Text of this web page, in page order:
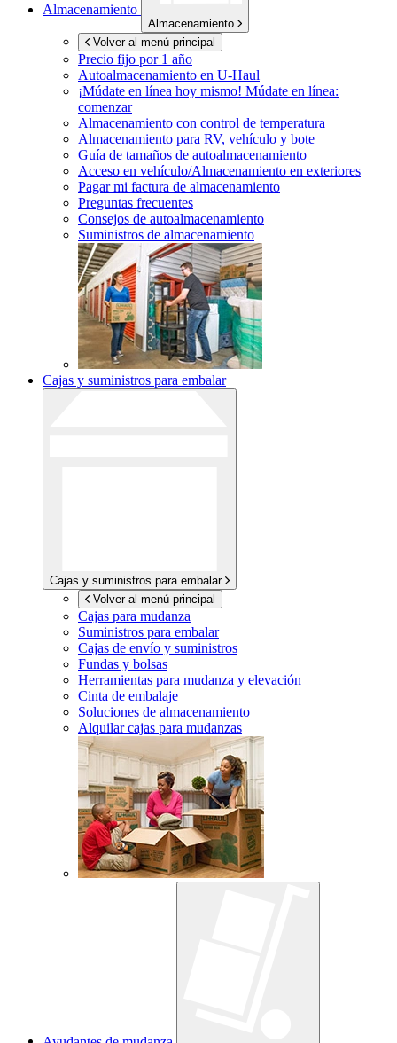
Almacenamiento
Almacenamiento
Volver al menú principal
Precio fijo por 1 año
Autoalmacenamiento en U-Haul
¡Múdate en línea hoy mismo! Múdate en línea:
comenzar
Almacenamiento con control de temperatura
Almacenamiento para RV, vehículo y bote
Guía de tamaños de autoalmacenamiento
Acceso en vehículo/Almacenamiento en exteriores
Pagar mi factura de almacenamiento
Preguntas frecuentes
Consejos de autoalmacenamiento
Suministros de almacenamiento
Cajas y suministros para embalar
Cajas y suministros para embalar
Volver al menú principal
Cajas para mudanza
Suministros para embalar
Cajas de envío y suministros
Fundas y bolsas
Herramientas para mudanza y elevación
Cinta de embalaje
Soluciones de almacenamiento
Alquilar cajas para mudanzas